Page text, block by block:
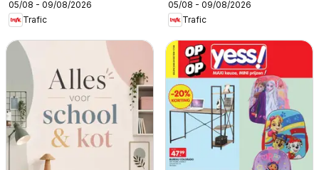
05/08 - 09/08/2026
Trafic
05/08 - 09/08/2026
Trafic